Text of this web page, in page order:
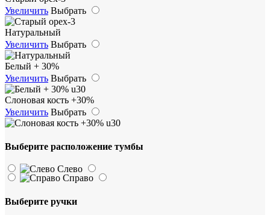
Увеличить Выбрать
Натуральный
Увеличить Выбрать
Белый + 30%
Увеличить Выбрать
Слоновая кость +30%
Увеличить Выбрать
Выберите расположение тумбы
Слево
Справо
Выберите ручки